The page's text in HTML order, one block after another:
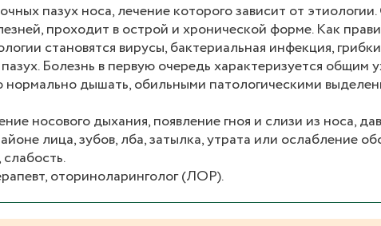
пазух носа, лечение которого зависит от
проходит в острой и хронической форме. Как
становятся вирусы, бактериальная инфекция,
Болезнь в первую очередь характеризуется общим
нормально дышать, обильными патологическими
носового дыхания, появление гноя и слизи из носа,
лица, зубов, лба, затылка, утрата или ослабление
оториноларинголог (ЛОР).